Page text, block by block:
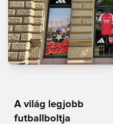
A világ legjobb
futballboltja